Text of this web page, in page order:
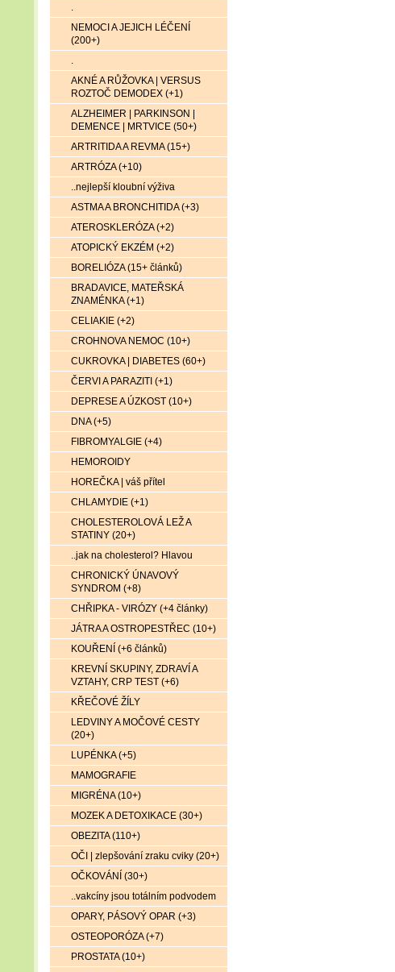
.
NEMOCI A JEJICH LÉČENÍ
(200+)
.
AKNÉ A RŮŽOVKA | VERSUS
ROZTOČ DEMODEX (+1)
ALZHEIMER | PARKINSON |
DEMENCE | MRTVICE (50+)
ARTRITIDA A REVMA (15+)
ARTRÓZA (+10)
..nejlepší kloubní výživa
ASTMA A BRONCHITIDA (+3)
ATEROSKLERÓZA (+2)
ATOPICKÝ EKZÉM (+2)
BORELIÓZA (15+ článků)
BRADAVICE, MATEŘSKÁ
ZNAMÉNKA (+1)
CELIAKIE (+2)
CROHNOVA NEMOC (10+)
CUKROVKA | DIABETES (60+)
ČERVI A PARAZITI (+1)
DEPRESE A ÚZKOST (10+)
DNA (+5)
FIBROMYALGIE (+4)
HEMOROIDY
HOREČKA | váš přítel
CHLAMYDIE (+1)
CHOLESTEROLOVÁ LEŽ A
STATINY (20+)
..jak na cholesterol? Hlavou
CHRONICKÝ ÚNAVOVÝ
SYNDROM (+8)
CHŘIPKA - VIRÓZY (+4 články)
JÁTRA A OSTROPESTŘEC (10+)
KOUŘENÍ (+6 článků)
KREVNÍ SKUPINY, ZDRAVÍ A
VZTAHY, CRP TEST (+6)
KŘEČOVÉ ŽÍLY
LEDVINY A MOČOVÉ CESTY
(20+)
LUPÉNKA (+5)
MAMOGRAFIE
MIGRÉNA (10+)
MOZEK A DETOXIKACE (30+)
OBEZITA (110+)
OČI | zlepšování zraku cviky (20+)
OČKOVÁNÍ (30+)
..vakcíny jsou totálním podvodem
OPARY, PÁSOVÝ OPAR (+3)
OSTEOPORÓZA (+7)
PROSTATA (10+)